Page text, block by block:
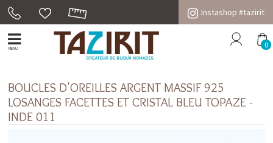
Instashop #tazirit
MENU 0
BOUCLES D'OREILLES ARGENT MASSIF 925
LOSANGES FACETTES ET CRISTAL BLEU TOPAZE -
INDE 011